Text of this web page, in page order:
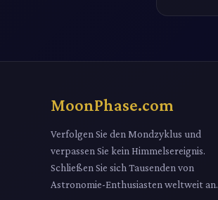
MoonPhase.com
Verfolgen Sie den Mondzyklus und
verpassen Sie kein Himmelsereignis.
Schließen Sie sich Tausenden von
Astronomie-Enthusiasten weltweit an.